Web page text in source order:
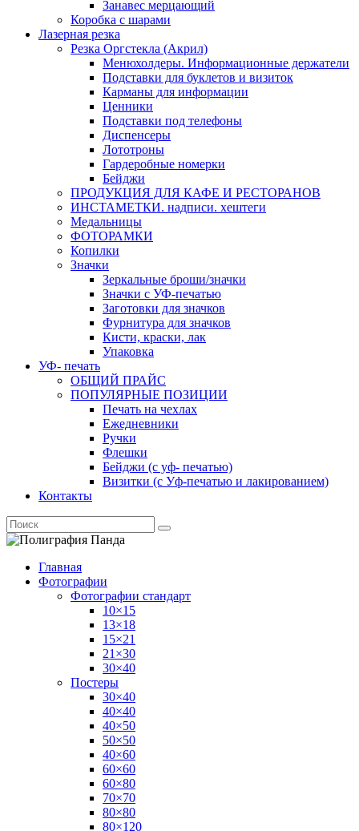
Занавес мерцающий
Коробка с шарами
Лазерная резка
Резка Оргстекла (Акрил)
Менюхолдеры. Информационные держатели
Подставки для буклетов и визиток
Карманы для информации
Ценники
Подставки под телефоны
Диспенсеры
Лототроны
Гардеробные номерки
Бейджи
ПРОДУКЦИЯ ДЛЯ КАФЕ И РЕСТОРАНОВ
ИНСТАМЕТКИ. надписи. хештеги
Медальницы
ФОТОРАМКИ
Копилки
Значки
Зеркальные броши/значки
Значки с УФ-печатью
Заготовки для значков
Фурнитура для значков
Кисти, краски, лак
Упаковка
УФ- печать
ОБЩИЙ ПРАЙС
ПОПУЛЯРНЫЕ ПОЗИЦИИ
Печать на чехлах
Ежедневники
Ручки
Флешки
Бейджи (с уф- печатью)
Визитки (с Уф-печатью и лакированием)
Контакты
Главная
Фотографии
Фотографии стандарт
10×15
13×18
15×21
21×30
30×40
Постеры
30×40
40×40
40×50
50×50
40×60
60×60
60×80
70×70
80×80
80×120